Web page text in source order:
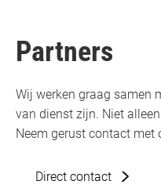
Partners
Wij werken graag samen
van dienst zijn. Niet
Neem gerust contact met
Direct contact